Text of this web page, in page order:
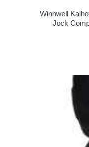
Winnwell
Jock